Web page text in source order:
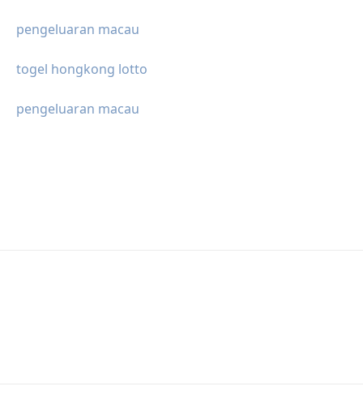
pengeluaran macau
togel hongkong lotto
pengeluaran macau